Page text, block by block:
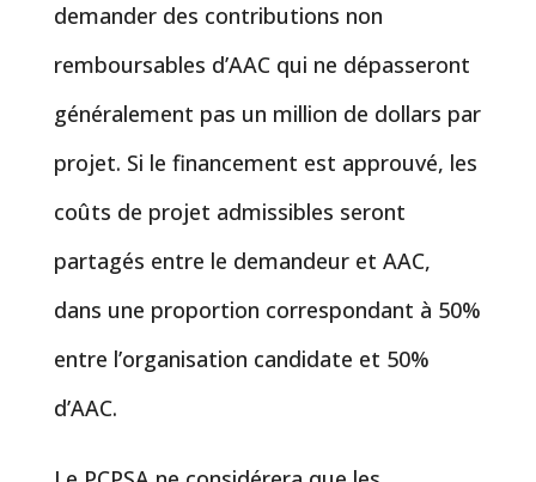
demander des contributions non
remboursables d’AAC qui ne dépasseront
généralement pas un million de dollars par
projet. Si le financement est approuvé, les
coûts de projet admissibles seront
partagés entre le demandeur et AAC,
dans une proportion correspondant à 50%
entre l’organisation candidate et 50%
d’AAC.